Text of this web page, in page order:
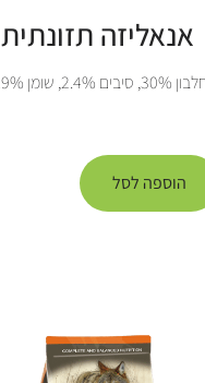
אנאליזה תזונתית
הוספה לסל